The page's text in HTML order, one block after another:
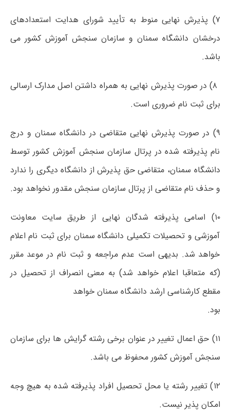
۷) پذیرش نهایی منوط به تأیید شورای هدایت استعدادهای
درخشان دانشگاه سمنان و سازمان سنجش آموزش کشور می
باشد.
۸) در صورت پذیرش نهایی به همراه داشتن اصل مدارک ارسالی
برای ثبت نام ضروری است.
۹) در صورت پذیرش نهایی متقاضی در دانشگاه سمنان و درج
نام پذیرفته شده در پرتال سازمان سنجش آموزش کشور توسط
دانشگاه سمنان، متقاضی حق پذیرش از دانشگاه دیگری را ندارد
و حذف نام متقاضی از پرتال سازمان سنجش مقدور نخواهد بود.
۱۰) اسامی پذیرفته شدگان نهایی از طریق سایت معاونت
آموزشی و تحصیلات تکمیلی دانشگاه سمنان برای ثبت نام اعلام
خواهد شد. بدیهی است عدم مراجعه و ثبت نام در موعد مقرر
(که متعاقبا اعلام خواهد شد) به معنی انصراف از تحصیل در
مقطع کارشناسی ارشد دانشگاه سمنان خواهد
بود.
۱۱) حق اعمال تغییر در عنوان برخی رشته گرایش ها برای سازمان
سنجش آموزش کشور محفوظ می باشد.
۱۲) تغییر رشته یا محل تحصیل افراد پذیرفته شده به هیچ وجه
امکان پذیر نیست.